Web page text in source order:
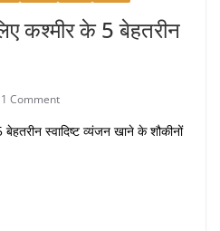
कश्मीर के 5 बेहतरीन
1 Comment
स्वादिष्ट व्यंजन खाने के शौकीनों